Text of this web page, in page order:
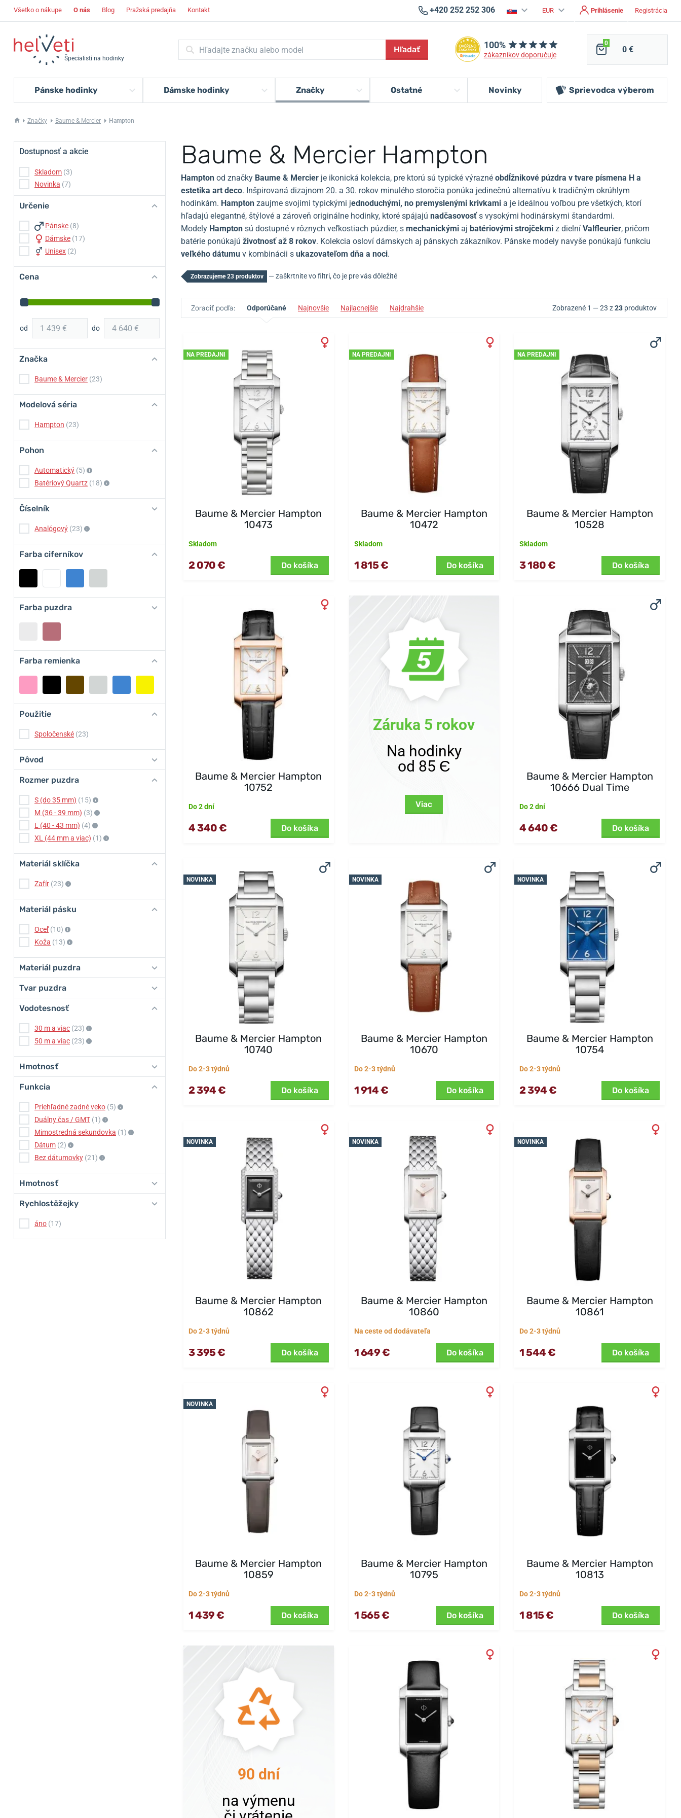
Všetko o nákupe O nás Blog Pražská predajňa Kontakt +420 252 252 306 EUR Prihlásenie Registrácia
Špecialisti na hodinky
Hľadať 100%
zákazníkov doporučuje
0
0 €
Pánske hodinky Dámske hodinky Značky Ostatné Novinky Sprievodca výberom
Značky Baume & Mercier Hampton
Baume & Mercier Hampton
Hampton od značky Baume & Mercier je ikonická kolekcia, pre ktorú sú typické výrazné obdĺžnikové púzdra v tvare písmena H a
estetika art deco. Inšpirovaná dizajnom 20. a 30. rokov minulého storočia ponúka jedinečnú alternatívu k tradičným okrúhlym
hodinkám. Hampton zaujme svojimi typickými jednoduchými, no premyslenými krivkami a je ideálnou voľbou pre všetkých, ktorí
hľadajú elegantné, štýlové a zároveň originálne hodinky, ktoré spájajú nadčasovosťs vysokými hodinárskymi štandardmi.
Modely Hampton sú dostupné v rôznych veľkostiach púzdier, s mechanickými aj batériovými strojčekmi z dielní Valfleurier, pričom
batérie ponúkajú životnosť až 8 rokov. Kolekcia osloví dámskych aj pánskych zákazníkov. Pánske modely navyše ponúkajú funkciu
veľkého dátumu v kombinácii s ukazovateľom dňa a noci.
Dostupnosť a akcie
Skladom (3)
Novinka (7)
Určenie
Pánske (8)
Dámske (17)
Unisex (2)
Cena
od do
Značka
Baume & Mercier (23)
Modelová séria
Hampton (23)
Pohon
Automatický (5)
Batériový Quartz (18)
Číselník
Analógový (23)
Farba ciferníkov
Farba puzdra
Farba remienka
Použitie
Spoločenské (23)
Pôvod
Rozmer puzdra
S (do 35 mm) (15)
M (36 - 39 mm) (3)
L (40 - 43 mm) (4)
XL (44 mm a viac) (1)
Materiál sklíčka
Zafír (23)
Materiál pásku
Oceľ (10)
Koža (13)
Materiál puzdra
Tvar puzdra
Vodotesnosť
30 m a viac (23)
50 m a viac (23)
Hmotnosť
Funkcia
Priehľadné zadné veko (5)
Duálny čas / GMT (1)
Mimostredná sekundovka (1)
Dátum (2)
Bez dátumovky (21)
Hmotnosť
Rychlostěžejky
áno (17)
Zobrazujeme 23 produktov — zaškrtnite vo filtri, čo je pre vás dôležité
Zoradiť podľa: Odporúčané Najnovšie Najlacnejšie Najdrahšie Zobrazené 1 — 23 z23 produktov
NA PREDAJNI
Baume & Mercier Hampton
10473
Skladom
2 070 € Do košíka
NA PREDAJNI
Baume & Mercier Hampton
10472
Skladom
1 815 € Do košíka
NA PREDAJNI
Baume & Mercier Hampton
10528
Skladom
3 180 € Do košíka
Baume & Mercier Hampton
10752
Do 2 dní
4 340 € Do košíka
Záruka 5 rokov
Na hodinky
od 85 Є
Viac
Baume & Mercier Hampton
10666 Dual Time
Do 2 dní
4 640 € Do košíka
NOVINKA
Baume & Mercier Hampton
10740
Do 2-3 týdnů
2 394 € Do košíka
NOVINKA
Baume & Mercier Hampton
10670
Do 2-3 týdnů
1 914 € Do košíka
NOVINKA
Baume & Mercier Hampton
10754
Do 2-3 týdnů
2 394 € Do košíka
NOVINKA
Baume & Mercier Hampton
10862
Do 2-3 týdnů
3 395 € Do košíka
NOVINKA
Baume & Mercier Hampton
10860
Na ceste od dodávateľa
1 649 € Do košíka
NOVINKA
Baume & Mercier Hampton
10861
Do 2-3 týdnů
1 544 € Do košíka
NOVINKA
Baume & Mercier Hampton
10859
Do 2-3 týdnů
1 439 € Do košíka
Baume & Mercier Hampton
10795
Do 2-3 týdnů
1 565 € Do košíka
Baume & Mercier Hampton
10813
Do 2-3 týdnů
1 815 € Do košíka
90 dní
na výmenu